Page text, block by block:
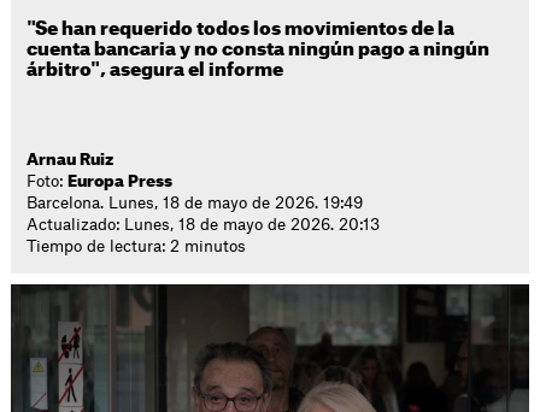
"Se han requerido todos los movimientos de la
cuenta bancaria y no consta ningún pago a ningún
árbitro", asegura el informe
Arnau Ruiz
Foto: Europa Press
Barcelona. Lunes, 18 de mayo de 2026. 19:49
Actualizado: Lunes, 18 de mayo de 2026. 20:13
Tiempo de lectura: 2 minutos